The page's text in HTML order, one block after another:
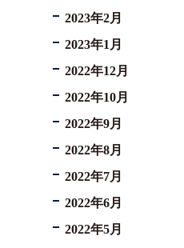
2023年2月
2023年1月
2022年12月
2022年10月
2022年9月
2022年8月
2022年7月
2022年6月
2022年5月